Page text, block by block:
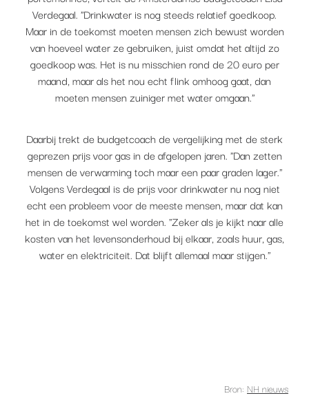
Verdegaal. "Drinkwater is nog steeds relatief goedkoop.
Maar in de toekomst moeten mensen zich bewust worden
van hoeveel water ze gebruiken, juist omdat het altijd zo
goedkoop was. Het is nu misschien rond de 20 euro per
maand, maar als het nou echt flink omhoog gaat, dan
moeten mensen zuiniger met water omgaan."
Daarbij trekt de budgetcoach de vergelijking met de sterk
geprezen prijs voor gas in de afgelopen jaren. "Dan zetten
mensen de verwarming toch maar een paar graden lager."
Volgens Verdegaal is de prijs voor drinkwater nu nog niet
echt een probleem voor de meeste mensen, maar dat kan
het in de toekomst wel worden. "Zeker als je kijkt naar alle
kosten van het levensonderhoud bij elkaar, zoals huur, gas,
water en elektriciteit. Dat blijft allemaal maar stijgen."
Bron: NH nieuws